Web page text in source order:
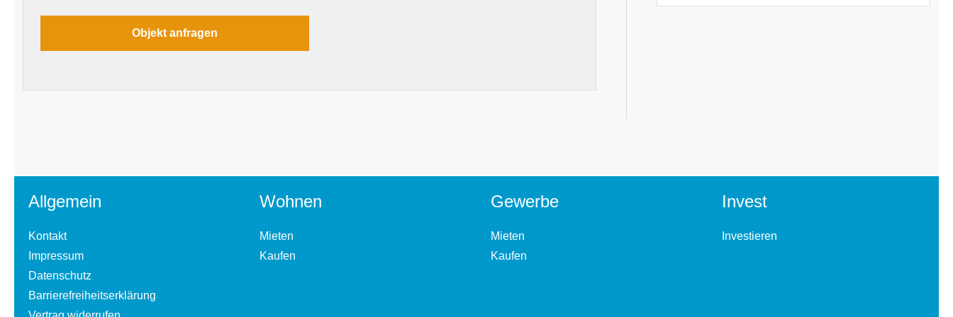
Allgemein
Kontakt
Impressum
Datenschutz
Barrierefreiheitserklärung
Wohnen
Mieten
Kaufen
Gewerbe
Mieten
Kaufen
Invest
Investieren